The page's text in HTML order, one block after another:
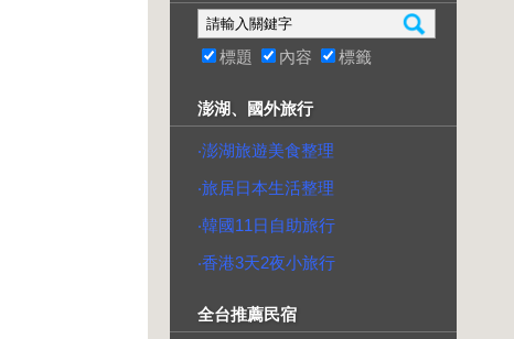
標題 內容 標籤
澎湖、國外旅行
‧澎湖旅遊美食整理
‧旅居日本生活整理
‧韓國11日自助旅行
‧香港3天2夜小旅行
全台推薦民宿